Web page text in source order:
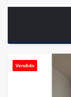
Vendido